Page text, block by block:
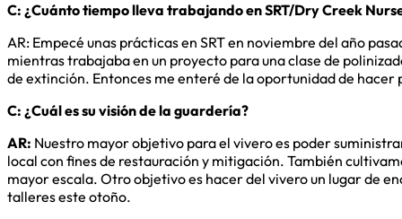
C: ¿Cuánto tiempo lleva trabajando en SRT/Dry Creek
AR: Empecé unas prácticas en SRT en noviembre del año
mientras trabajaba en un proyecto para una clase de
de extinción. Entonces me enteré de la oportunidad de
C: ¿Cuál es su visión de la guardería?
AR: Nuestro mayor objetivo para el vivero es poder
local con fines de restauración y mitigación. También
mayor escala. Otro objetivo es hacer del vivero un lugar de
talleres este otoño.